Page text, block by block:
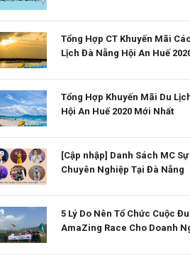
Tổng Hợp CT Khuyến Mãi
Lịch Đà Nẵng Hội An Huế
Tổng Hợp Khuyến Mãi Du
Hội An Huế 2020 Mới Nhất
[Cập nhập] Danh Sách MC Sự
Chuyên Nghiệp Tại Đà Nẵng
5 Lý Do Nên Tổ Chức Cuộc
AmaZing Race Cho Doanh